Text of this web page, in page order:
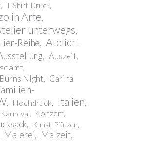
T-Shirt-Druck
in Arte
unterwegs
Reihe Atelier-
Auszeit
Burns NIght
Carina
Hochdruck Italien
Karneval Konzert
Kunst-Pfützen
Malerei Malzeit